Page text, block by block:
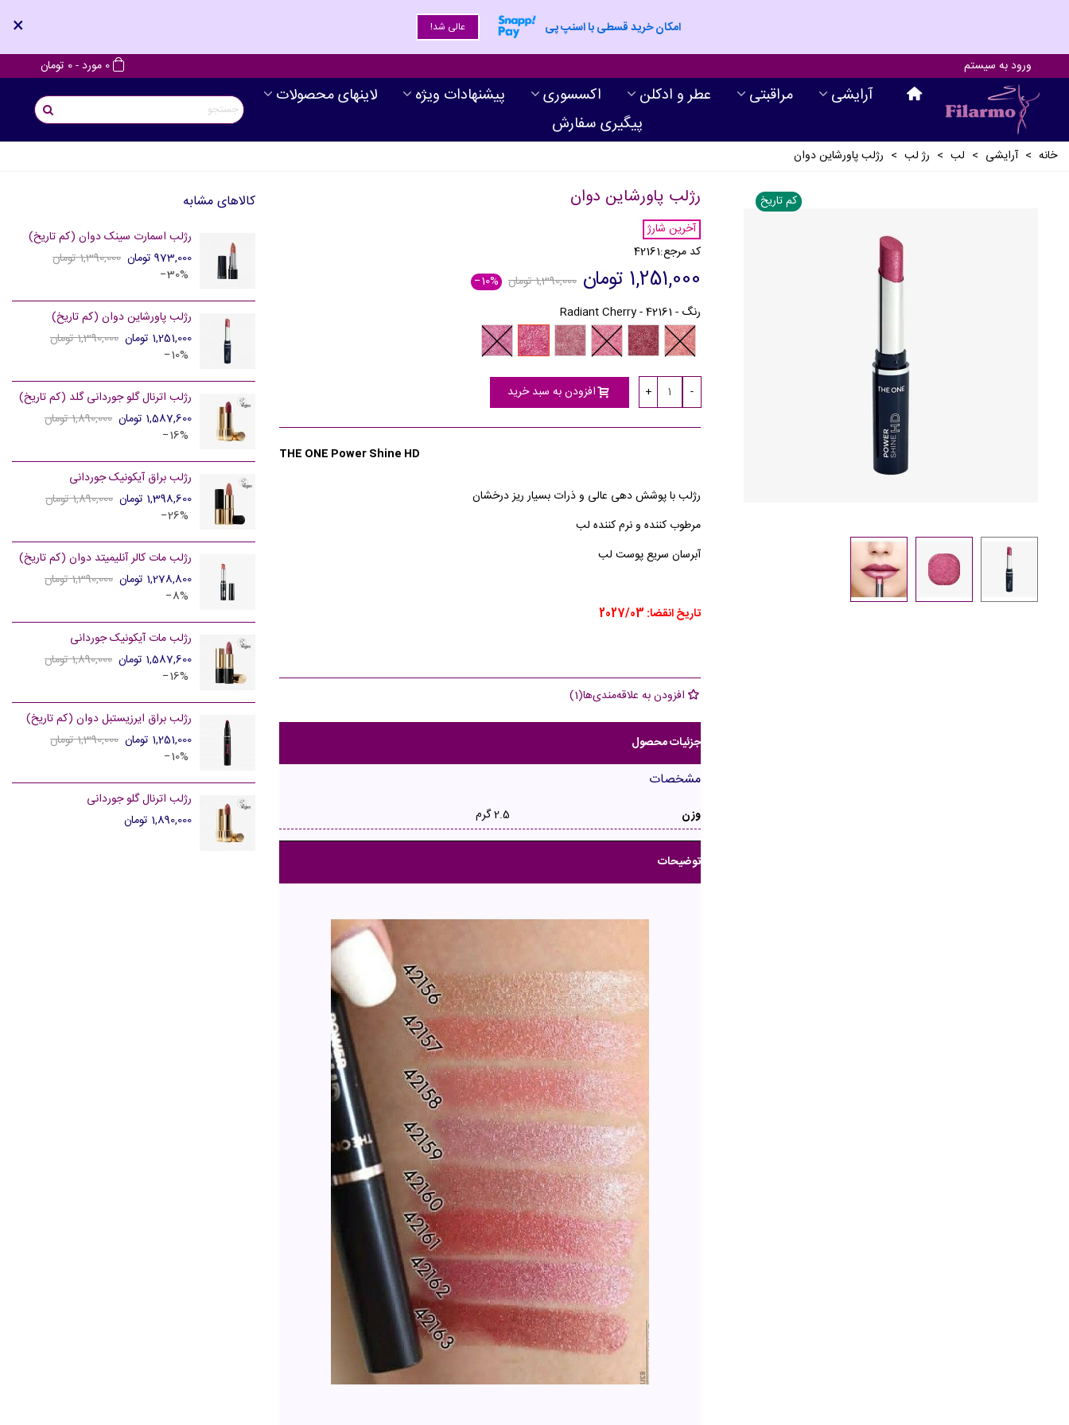
امکان خرید قسطی با اسنپ پی عالی شد! ×
ورود به سیستم 0 مورد-0 تومان
آرايشی مراقبتی عطر و ادکلن اکسسوری پیشنهادات ویژه
لاینهای محصولات
پیگیری سفارش
خانه > آرايشی > لب > رژ لب > رژلب پاورشاین دوان
کم تاریخ رژلب پاورشاین دوان
آخرین شارژ
کد مرجع:42161
1,251,000 تومان 1,390,000 تومان
‎−10%
رنگ -
42161 - Radiant Cherry
42157
-
Glow
42163
-
Wine
42158
-
Pink
42160
-
Plum
42161
-
Cherry
42159
-
Gleam
-
+ افزودن به سبد خرید
THE ONE Power Shine HD
رژلب با پوشش دهی عالی و ذرات بسیار ریز درخشان
مرطوب کننده و نرم کننده لب
آبرسان سریع پوست لب
تاریخ انقضا: 2027/03
افزودن به علاقه‌مندی‌ها(
1
)
جزئیات محصول
مشخصات
وزن 2.5 گرم
توضیحات
کالاهای مشابه
رژلب اسمارت سینک دوان (کم تاریخ)
973,000 تومان
1,390,000 تومان
‎−30%
رژلب پاورشاین دوان (کم تاریخ)
1,251,000 تومان
1,390,000 تومان
‎−10%
رژلب اترنال گلو جوردانی گلد (کم تاریخ)
1,587,600 تومان
1,890,000 تومان
‎−16%
رژلب براق آیکونیک جوردانی
1,398,600 تومان
1,890,000 تومان
‎−26%
رژلب مات کالر آنلیمیتد دوان (کم تاریخ)
1,278,800 تومان
1,390,000 تومان
‎−8%
رژلب مات آیکونیک جوردانی
1,587,600 تومان
1,890,000 تومان
‎−16%
رژلب براق ایرزیستبل دوان (کم تاریخ)
1,251,000 تومان
1,390,000 تومان
‎−10%
رژلب اترنال گلو جوردانی
1,890,000 تومان